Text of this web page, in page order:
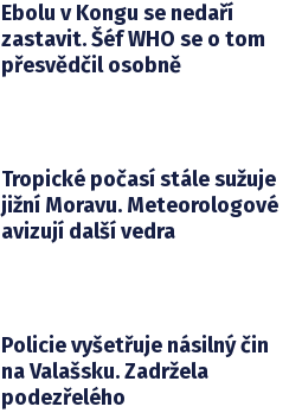
Ebolu v Kongu se nedaří
zastavit. Šéf WHO se o tom
přesvědčil osobně
Tropické počasí stále sužuje
jižní Moravu. Meteorologové
avizují další vedra
Policie vyšetřuje násilný čin
na Valašsku. Zadržela
podezřelého